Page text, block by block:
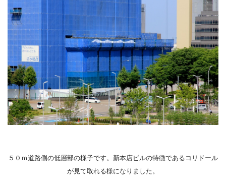
５０ｍ道路側の低層部の様子です。新本店ビルの特徴であるコリドール
が見て取れる様になりました。